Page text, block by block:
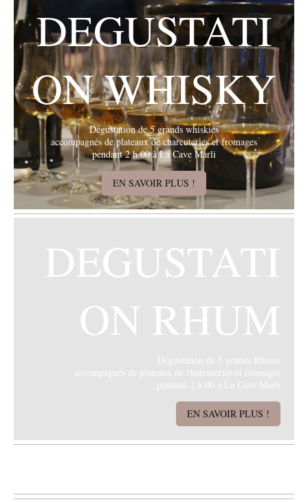
DEGUSTATI
ON WHISKY
Dégustation de 5 grands whiskies
accompagnés de plateaux de charcuteries et fromages
pendant 2 h 00 à La Cave Marli
EN SAVOIR PLUS !
DEGUSTATI
ON RHUM
Dégustation de 5 grands Rhums
accompagnés de plateaux de charcuteries et fromages
pendant 2 h 00 à La Cave Marli
EN SAVOIR PLUS !